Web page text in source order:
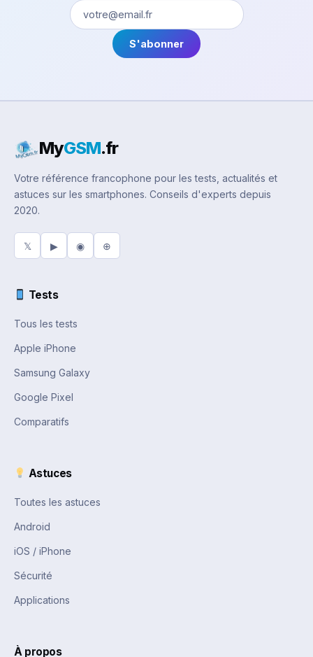
S'abonner
MyGSM.fr
Votre référence francophone pour les tests, actualités et
astuces sur les smartphones. Conseils d'experts depuis
2020.
𝕏 ▶ ◉ ⊕
Tests
Tous les tests
Apple iPhone
Samsung Galaxy
Google Pixel
Comparatifs
Astuces
Toutes les astuces
Android
iOS / iPhone
Sécurité
Applications
À propos